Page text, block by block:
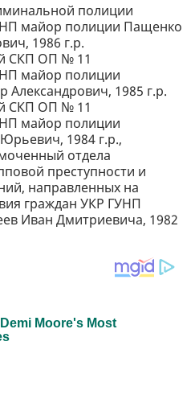
полиции
майор полиции Пащенко
1986 г.р.
СКП ОП № 11
майор полиции
Александрович, 1985 г.р.
СКП ОП № 11
майор полиции
1984 г.р.,
отдела
преступности и
направленных на
граждан УКР ГУНП
Иван Дмитриевича, 1982